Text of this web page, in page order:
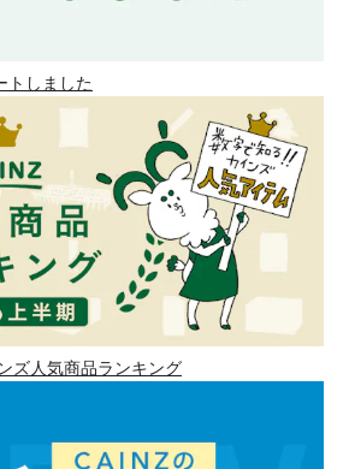
トしました
ズ人気商品ランキング